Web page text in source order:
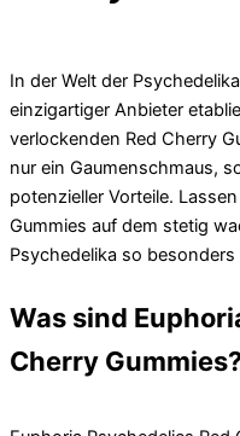
In der Welt der
einzigartiger Anbieter
verlockenden Red Cherry
nur ein Gaumenschmaus,
potenzieller Vorteile.
Gummies auf dem stetig
Psychedelika so besonders
Was sind
Cherry